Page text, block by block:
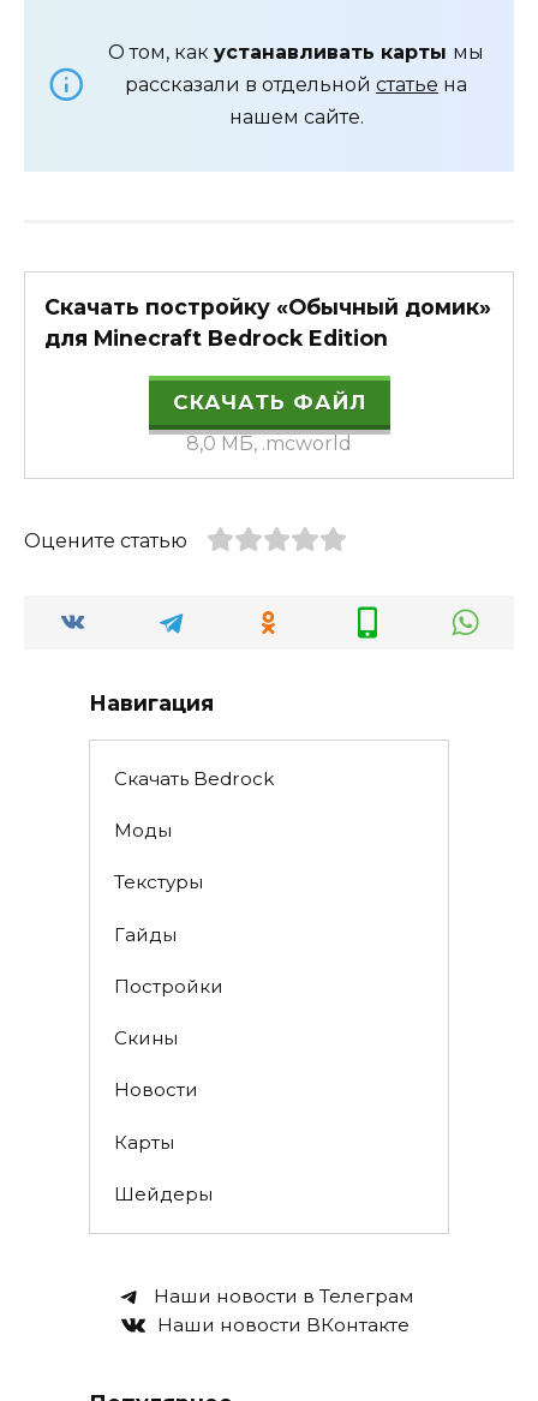
О том, как устанавливать карты мы
рассказали в отдельной статье на
нашем сайте.
Скачать постройку «Обычный домик»
для Minecraft Bedrock Edition
СКАЧАТЬ ФАЙЛ
8,0 МБ, .mcworld
Оцените статью
Навигация
Скачать Bedrock
Моды
Текстуры
Гайды
Постройки
Скины
Новости
Карты
Шейдеры
Наши новости в Телеграм
Наши новости ВКонтакте